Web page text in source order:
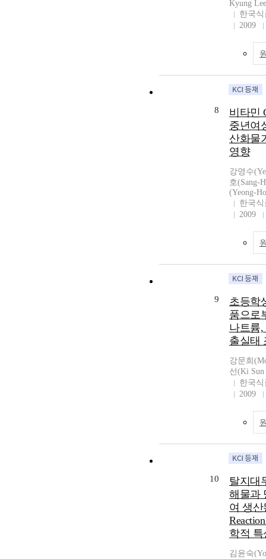
Kyung
한국
2009
8
비타민
중년여
산화물
영향
강영수
호(Sang-
(Yeong-
한국
2009
9
초등학
품으로
나트륨
출실태
강문희
선(Ki Sun
한국
2009
10
탈지대
해물과
여 생산
학적
김윤숙